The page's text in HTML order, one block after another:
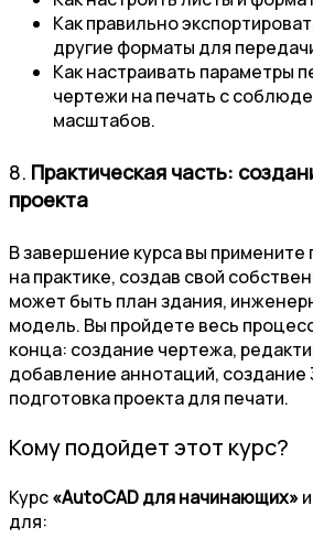
Как правильно
другие форматы для
Как настраивать параметры
чертежи на печать с
масштабов.
8. Практическая часть:
проекта
В завершение курса вы
на практике, создав свой
может быть план здания,
модель. Вы пройдете весь
конца: создание чертежа,
добавление аннотаций, создание
подготовка проекта для печати.
Кому подойдет этот курс?
Курс«AutoCAD для начинающих»
для: